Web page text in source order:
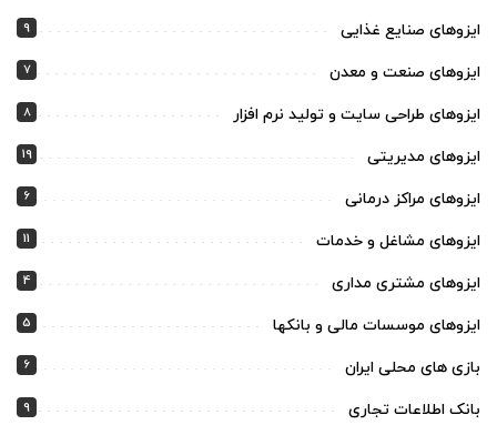
ایزوهای صنایع غذایی 9
ایزوهای صنعت و معدن 7
ایزوهای طراحی سایت و تولید نرم افزار 8
ایزوهای مدیریتی 19
ایزوهای مراکز درمانی 6
ایزوهای مشاغل و خدمات 11
ایزوهای مشتری مداری 4
ایزوهای موسسات مالی و بانکها 5
بازی های محلی ایران 6
بانک اطلاعات تجاری 9